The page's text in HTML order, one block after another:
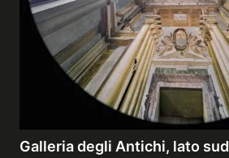
Galleria degli Antichi, lato sud